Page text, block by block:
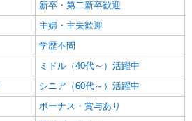
新卒・第二新卒歓迎
主婦・主夫歓迎
学歴不問
ミドル（40代～）活躍中
シニア（60代～）活躍中
ボーナス・賞与あり